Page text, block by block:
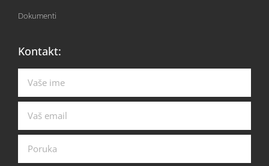
Dokumenti
Kontakt: